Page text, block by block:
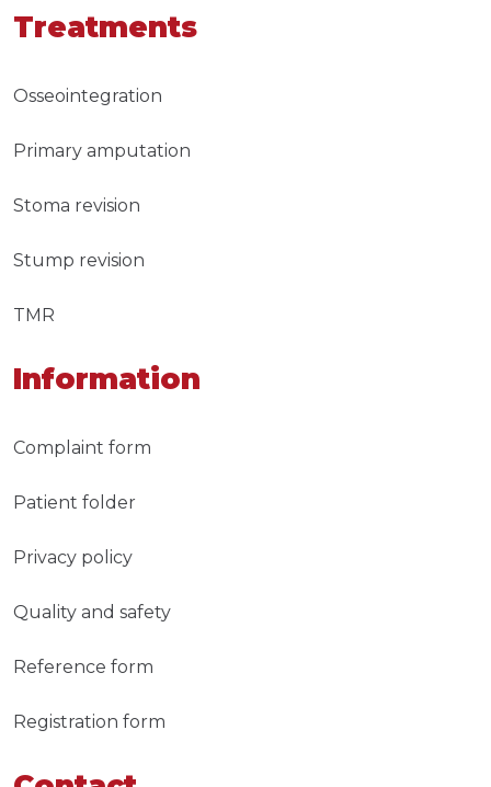
Treatments
Osseointegration
Primary amputation
Stoma revision
Stump revision
TMR
Information
Complaint form
Patient folder
Privacy policy
Quality and safety
Reference form
Registration form